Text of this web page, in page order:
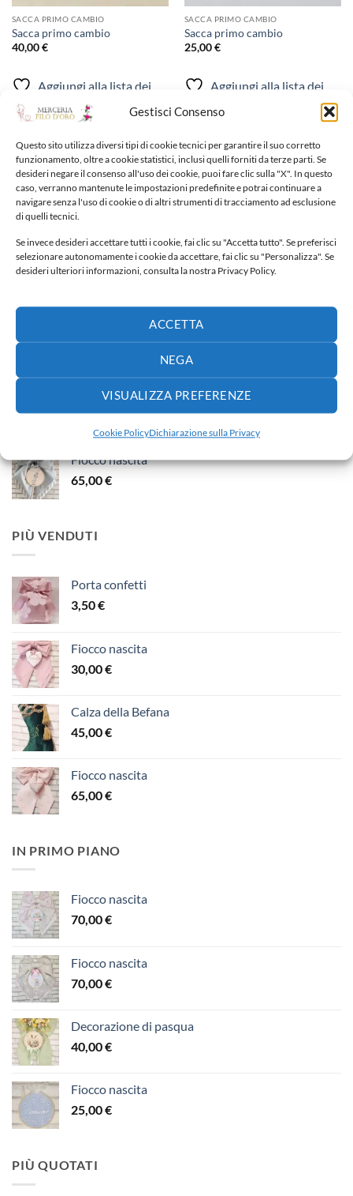
Gestisci Consenso
Questo sito utilizza diversi tipi di cookie tecnici per garantire il suo corretto
funzionamento, oltre a cookie statistici, inclusi quelli forniti da terze parti. Se
desideri negare il consenso all'uso dei cookie, puoi fare clic sulla "X". In questo
caso, verranno mantenute le impostazioni predefinite e potrai continuare a
navigare senza l'uso di cookie o di altri strumenti di tracciamento ad esclusione
di quelli tecnici.
Se invece desideri accettare tutti i cookie, fai clic su "Accetta tutto". Se preferisci
selezionare autonomamente i cookie da accettare, fai clic su "Personalizza". Se
desideri ulteriori informazioni, consulta la nostra Privacy Policy.
ACCETTA
NEGA
VISUALIZZA PREFERENZE
Cookie PolicyDichiarazione sulla Privacy
SACCA PRIMO CAMBIO
Sacca primo cambio
40,00€
Aggiungi alla lista dei
desideri
SACCA PRIMO CAMBIO
Sacca primo cambio
25,00€
Aggiungi alla lista dei
NUOVI ARRIVI
Fiocco nascita
Fiocco nascita
30,00€
Fiocco nascita
65,00€
PIÙ VENDUTI
Porta confetti
3,50€
Fiocco nascita
30,00€
Calza della Befana
45,00€
Fiocco nascita
65,00€
IN PRIMO PIANO
Fiocco nascita
70,00€
Fiocco nascita
70,00€
Decorazione di pasqua
40,00€
Fiocco nascita
25,00€
PIÙ QUOTATI